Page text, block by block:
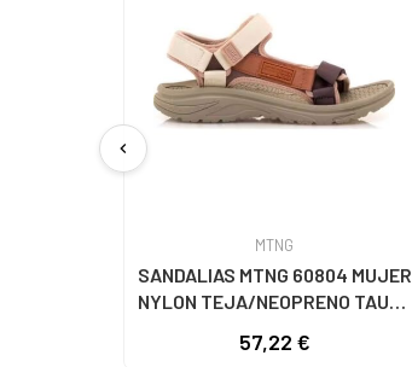
chevron_left
MTNG
SANDALIAS MTNG 60804 MUJER
NYLON TEJA/NEOPRENO TAUPE
NEOPRENE TAUPE
57,22 €